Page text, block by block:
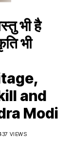
भी है
भी
and
Modi
VIEWS